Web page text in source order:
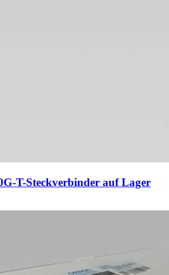
T-Steckverbinder auf Lager